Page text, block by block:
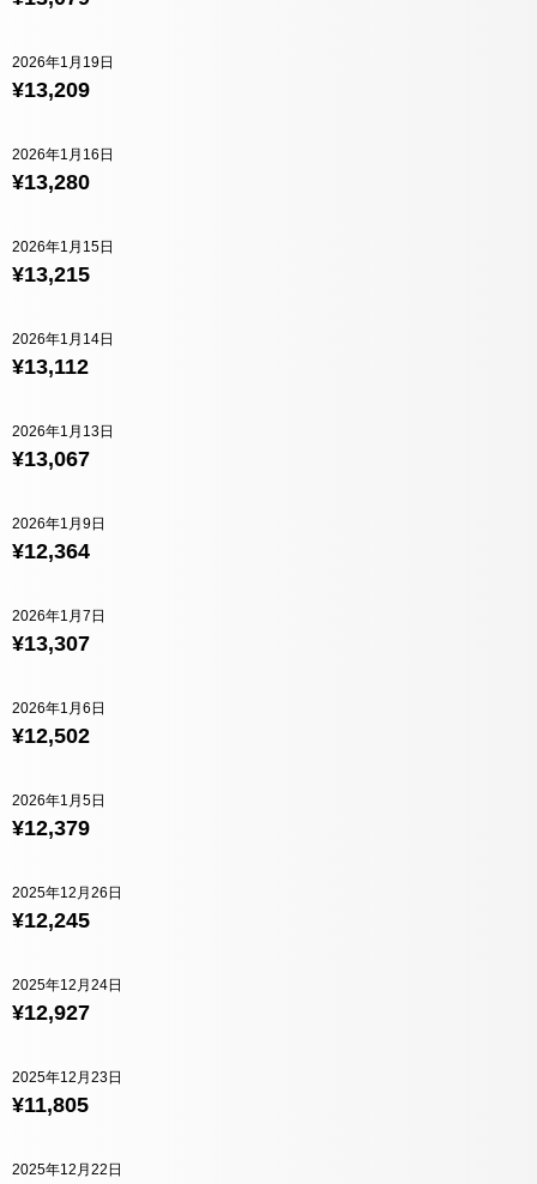
¥13,209
2026年1月19日
¥13,280
2026年1月16日
¥13,215
2026年1月15日
¥13,112
2026年1月14日
¥13,067
2026年1月13日
¥12,364
2026年1月9日
¥13,307
2026年1月7日
¥12,502
2026年1月6日
¥12,379
2026年1月5日
¥12,245
2025年12月26日
¥12,927
2025年12月24日
¥11,805
2025年12月23日
2025年12月22日